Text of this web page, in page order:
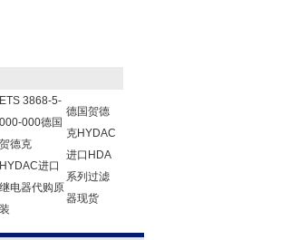
ETS 3868-5-
000-000德国
贺德克
HYDAC进口
继电器代购原
装
德国贺德
克HYDAC
进口HDA
系列过滤
器现货